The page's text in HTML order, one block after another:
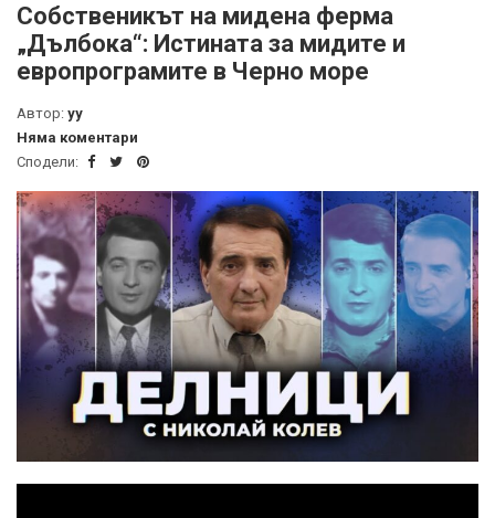
Собственикът на мидена ферма
„Дълбока“: Истината за мидите и
европрограмите в Черно море
Автор: yy
Няма коментари
Сподели: